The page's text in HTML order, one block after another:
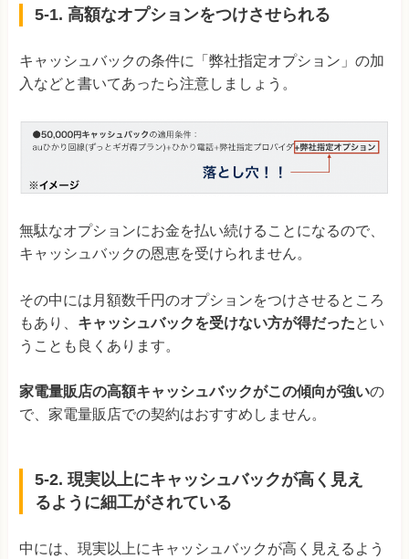
5-1. 高額なオプションをつけさせられる
キャッシュバックの条件に「弊社指定オプション」の加
入などと書いてあったら注意しましょう。
無駄なオプションにお金を払い続けることになるので、
キャッシュバックの恩恵を受けられません。
その中には月額数千円のオプションをつけさせるところ
もあり、 キャッシュバックを受けない方が得だったとい
うことも良くあります。
家電量販店の高額キャッシュバックがこの傾向が強いの
で、家電量販店での契約はおすすめしません。
5-2. 現実以上にキャッシュバックが高く見え
るように細工がされている
中には、現実以上にキャッシュバックが高く見えるよう